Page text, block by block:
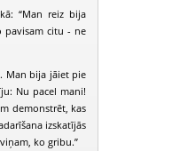
“Man reiz bija
pavisam citu - ne
Man bija jāiet pie
Nu pacel mani!
demonstrēt, kas
izskatījās
ko gribu.”